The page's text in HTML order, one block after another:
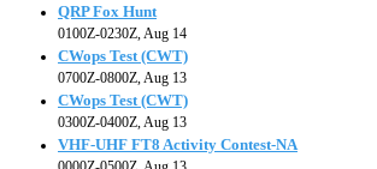
QRP Fox Hunt
0100Z-0230Z, Aug 14
CWops Test (CWT)
0700Z-0800Z, Aug 13
CWops Test (CWT)
0300Z-0400Z, Aug 13
VHF-UHF FT8 Activity Contest-NA